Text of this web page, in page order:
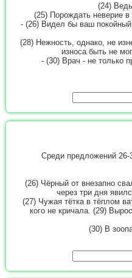
(24)
(25) Порождать неверие
- (26) Видел бы ваш
(28) Нежность, однако, не
износа быть не
- (30) Врач - не только
Среди предложений 26-
(26) Чёрный от внезапно
через три дня
(27) Чужая тётка в тёплом
кого не кричала. (29)
(30) В